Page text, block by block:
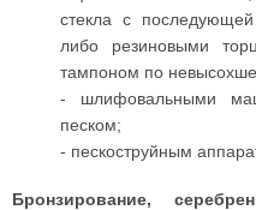
стекла с
либо резиновыми
тампоном по
- шлифовальными
песком;
- пескоструйным
Бронзирование,